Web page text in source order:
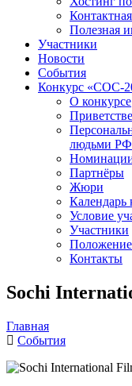
Полезная
Участники
Новости
События
Конкурс «СОС-
О конкурсе
людьми РФ
Партнёры
Жюри
Календарь
Условие
Участники
Положение
Контакты
Sochi
Главная
События